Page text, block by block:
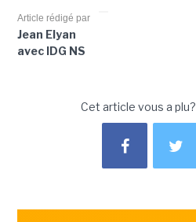
Article rédigé par
Jean Elyan
avec IDG NS
Cet article vous a plu?